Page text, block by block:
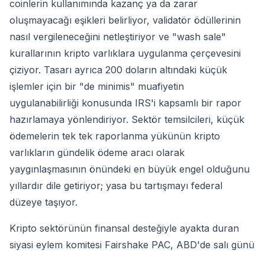
coinlerin kullanımında kazanç ya da zarar
oluşmayacağı eşikleri belirliyor, validatör ödüllerinin
nasıl vergileneceğini netleştiriyor ve "wash sale"
kurallarının kripto varlıklara uygulanma çerçevesini
çiziyor. Tasarı ayrıca 200 doların altındaki küçük
işlemler için bir "de minimis" muafiyetin
uygulanabilirliği konusunda IRS'i kapsamlı bir rapor
hazırlamaya yönlendiriyor. Sektör temsilcileri, küçük
ödemelerin tek tek raporlanma yükünün kripto
varlıkların gündelik ödeme aracı olarak
yaygınlaşmasının önündeki en büyük engel olduğunu
yıllardır dile getiriyor; yasa bu tartışmayı federal
düzeye taşıyor.
Kripto sektörünün finansal desteğiyle ayakta duran
siyasi eylem komitesi Fairshake PAC, ABD'de salı günü